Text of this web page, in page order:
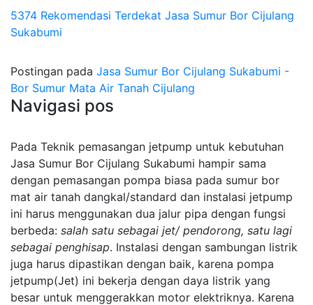
5374 Rekomendasi Terdekat Jasa Sumur Bor Cijulang
Sukabumi
Postingan pada Jasa Sumur Bor Cijulang Sukabumi -
Bor Sumur Mata Air Tanah Cijulang
Navigasi pos
Pada Teknik pemasangan jetpump untuk kebutuhan
Jasa Sumur Bor Cijulang Sukabumi hampir sama
dengan pemasangan pompa biasa pada sumur bor
mat air tanah dangkal/standard dan instalasi jetpump
ini harus menggunakan dua jalur pipa dengan fungsi
berbeda: salah satu sebagai jet/ pendorong, satu lagi
sebagai penghisap. Instalasi dengan sambungan listrik
juga harus dipastikan dengan baik, karena pompa
jetpump(Jet) ini bekerja dengan daya listrik yang
besar untuk menggerakkan motor elektriknya. Karena